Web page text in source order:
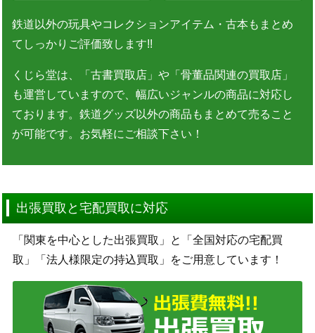
鉄道以外の玩具やコレクションアイテム・古本もまとめ
てしっかりご評価致します!!
くじら堂は、「古書買取店」や「骨董品関連の買取店」
も運営していますので、幅広いジャンルの商品に対応し
ております。鉄道グッズ以外の商品もまとめて売ること
が可能です。お気軽にご相談下さい！
出張買取と宅配買取に対応
「関東を中心とした出張買取」と「全国対応の宅配買
取」「法人様限定の持込買取」をご用意しています！